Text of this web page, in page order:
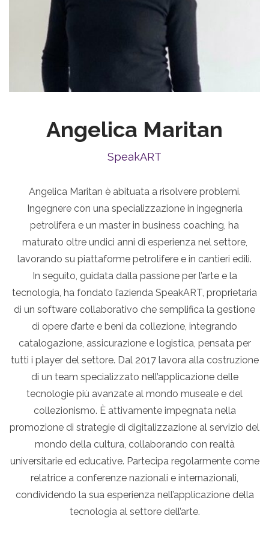
Angelica Maritan
SpeakART
Angelica Maritan è abituata a risolvere problemi.
Ingegnere con una specializzazione in ingegneria
petrolifera e un master in business coaching, ha
maturato oltre undici anni di esperienza nel settore,
lavorando su piattaforme petrolifere e in cantieri edili.
In seguito, guidata dalla passione per l’arte e la
tecnologia, ha fondato l’azienda SpeakART, proprietaria
di un software collaborativo che semplifica la gestione
di opere d’arte e beni da collezione, integrando
catalogazione, assicurazione e logistica, pensata per
tutti i player del settore. Dal 2017 lavora alla costruzione
di un team specializzato nell’applicazione delle
tecnologie più avanzate al mondo museale e del
collezionismo. È attivamente impegnata nella
promozione di strategie di digitalizzazione al servizio del
mondo della cultura, collaborando con realtà
universitarie ed educative. Partecipa regolarmente come
relatrice a conferenze nazionali e internazionali,
condividendo la sua esperienza nell’applicazione della
tecnologia al settore dell’arte.